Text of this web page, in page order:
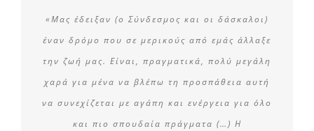
«Μας έδειξαν (ο Σύνδεσμος και οι δάσκαλοι)
έναν δρόμο που σε μερικούς από εμάς άλλαξε
την ζωή μας. Είναι, πραγματικά, πολύ μεγάλη
χαρά για μένα να βλέπω τη προσπάθεια αυτή
να συνεχίζεται με αγάπη και ενέργεια για όλο
και πιο σπουδαία πράγματα (…) Η